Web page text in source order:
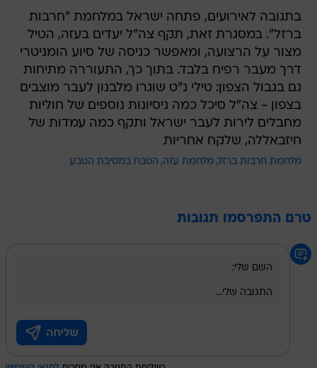
בתגובה לאירועים, פתחה ישראל במלחמת "חרבות
ברזל". במסגרת זאת, תקף צה"ל יעדים בעזה, הטיל
מצור על הרצועה, ומאפשר כניסה של סיוע הומניטרי
דרך מעבר רפיח בלבד. בתוך כך, התעוררה מתיחות
גם בגבול הצפון: טילי נ"ט שוגרו מלבנון לעבר מוצבים
בצפון - צה"ל סיכל כמה ניסיונות נוספים של חוליות
מחבלים לירות לעבר ישראל ותקף כמה עמדות של
חיזבאללה, שלקח אחריות
מלחמת חרבות ברזל מלחמת עזה הטבח במסיבת הטבע
טרם התפרסמו תגובות